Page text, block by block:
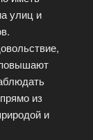
улиц и
из
и